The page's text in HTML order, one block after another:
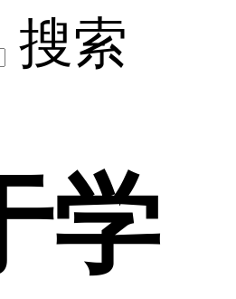
搜索
学